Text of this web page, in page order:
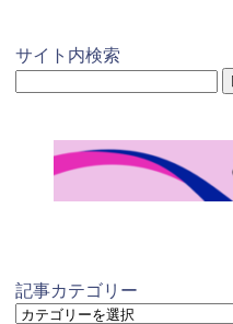
サイト内検索
記事カテゴリー
記